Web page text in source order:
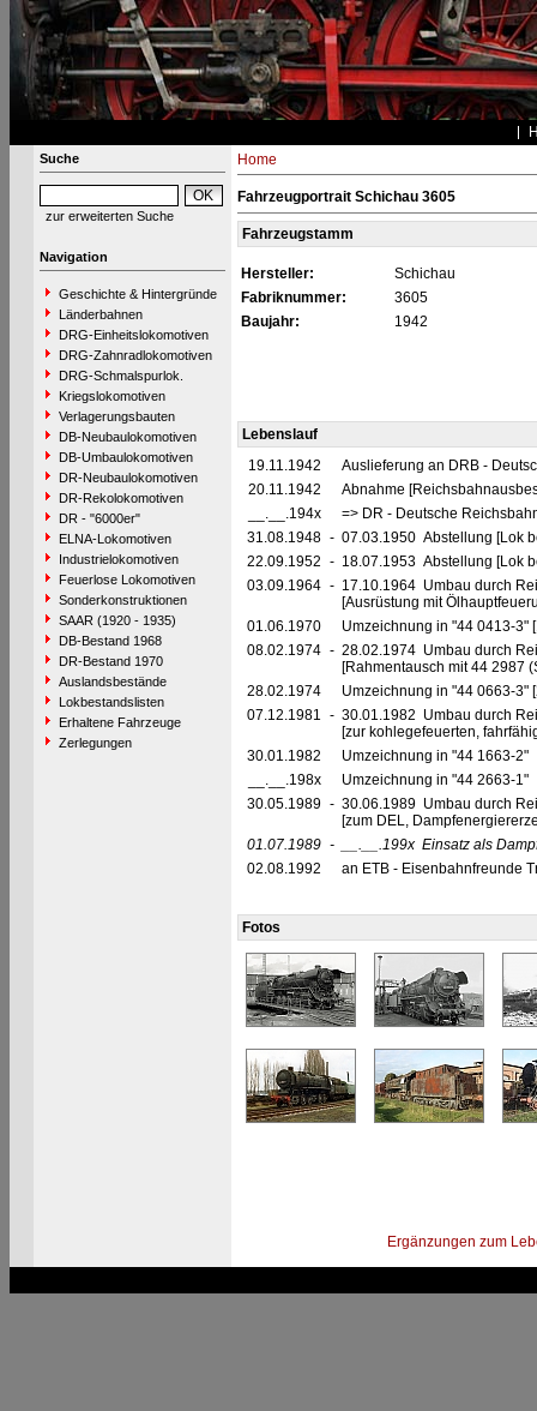
Suche
zur erweiterten Suche
Navigation
Geschichte & Hintergründe
Länderbahnen
DRG-Einheitslokomotiven
DRG-Zahnradlokomotiven
DRG-Schmalspurlok.
Kriegslokomotiven
Verlagerungsbauten
DB-Neubaulokomotiven
DB-Umbaulokomotiven
DR-Neubaulokomotiven
DR-Rekolokomotiven
DR - "6000er"
ELNA-Lokomotiven
Industrielokomotiven
Feuerlose Lokomotiven
Sonderkonstruktionen
SAAR (1920 - 1935)
DB-Bestand 1968
DR-Bestand 1970
Auslandsbestände
Lokbestandslisten
Erhaltene Fahrzeuge
Zerlegungen
Home
Fahrzeugportrait Schichau 3605
Fahrzeugstamm
Hersteller:
Schichau
Fabriknummer:
3605
Baujahr:
1942
Lebenslauf
19.11.1942
Auslieferung an DRB -
20.11.1942
Abnahme
__.__.194x
=> DR - Deutsche
31.08.1948 - 07.03.1950 Abstellung [Lok
22.09.1952 - 18.07.1953 Abstellung [Lok
03.09.1964 - 17.10.1964 Umbau durch
[Ausrüstung mit
01.06.1970
Umzeichnung in "44 0413-3"
08.02.1974 - 28.02.1974 Umbau durch
[Rahmentausch mit 44 2987
28.02.1974
Umzeichnung in "44 0663-3"
07.12.1981 - 30.01.1982 Umbau durch
[zur kohlegefeuerten,
30.01.1982
Umzeichnung in "44 1663-2"
__.__.198x
Umzeichnung in "44 2663-1"
30.05.1989 - 30.06.1989 Umbau durch
[zum DEL,
01.07.1989 - __.__.199x Einsatz als
02.08.1992
an ETB - Eisenbahnfreunde
Fotos
Ergänzungen zum